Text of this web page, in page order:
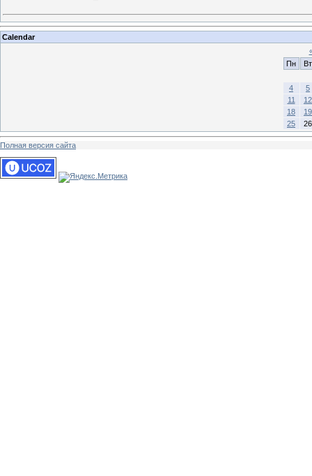
Calendar
Пн
Вт
4
5
11
12
18
19
25
26
Полная версия сайта